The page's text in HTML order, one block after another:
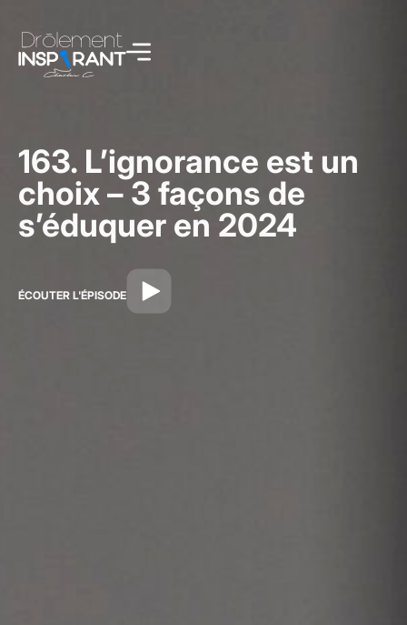
163. L’ignorance est un
choix – 3 façons de
s’éduquer en 2024
ÉCOUTER L'ÉPISODE